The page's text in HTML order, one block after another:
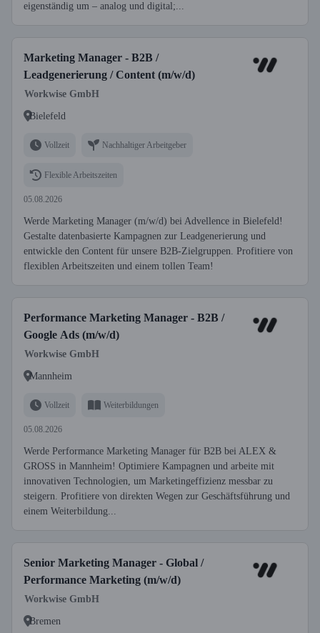
eigenständig um – analog und digital;...
Marketing Manager - B2B /
Leadgenerierung / Content (m/w/d)
Workwise GmbH
Bielefeld
Vollzeit Nachhaltiger Arbeitgeber
Flexible Arbeitszeiten
05.08.2026
Werde Marketing Manager (m/w/d) bei Advellence in Bielefeld!
Gestalte datenbasierte Kampagnen zur Leadgenerierung und
entwickle den Content für unsere B2B-Zielgruppen. Profitiere von
flexiblen Arbeitszeiten und einem tollen Team!
Performance Marketing Manager - B2B /
Google Ads (m/w/d)
Workwise GmbH
Mannheim
Vollzeit Weiterbildungen
05.08.2026
Werde Performance Marketing Manager für B2B bei ALEX &
GROSS in Mannheim! Optimiere Kampagnen und arbeite mit
innovativen Technologien, um Marketingeffizienz messbar zu
steigern. Profitiere von direkten Wegen zur Geschäftsführung und
einem Weiterbildung...
Senior Marketing Manager - Global /
Performance Marketing (m/w/d)
Workwise GmbH
Bremen